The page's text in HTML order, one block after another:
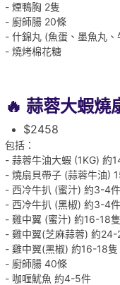
- 煙鴨胸 2隻
- 廚師腸 20條
- 什錦丸 (魚蛋、墨魚丸
- 燒烤棉花糖
🔥 蒜蓉大蝦燒
$2458
包括：
- 蒜蓉牛油大蝦 (1KG) 約
- 燒扇貝帶子 (蒜蓉牛油)
- 西冷牛扒 (蜜汁) 約3-4件
- 西冷牛扒 (黑椒) 約3-4件
- 雞中翼 (蜜汁) 約16-18隻
- 雞中翼(芝麻蒜蓉) 約24-
- 雞中翼(黑椒) 約16-18隻
- 廚師腸 40條
- 咖喱魷魚 約4-5件